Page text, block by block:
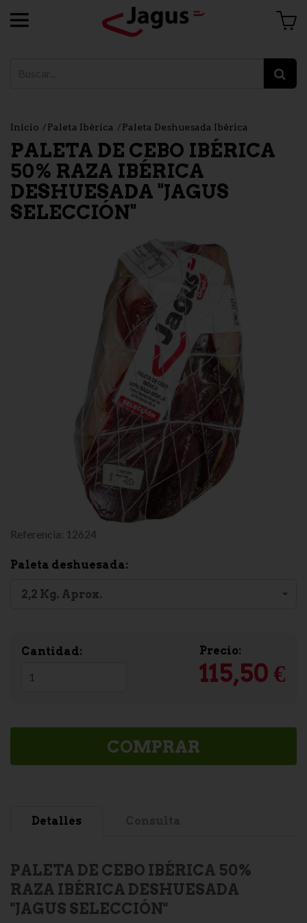
Inicio Paleta Ibérica Paleta Deshuesada Ibérica
PALETA DE CEBO IBÉRICA
50% RAZA IBÉRICA
DESHUESADA "JAGUS
SELECCIÓN"
Referencia: 12624
Paleta deshuesada:
2,2 Kg. Aprox.
Cantidad: Precio:
115,50 €
COMPRAR
Detalles
PALETA DE CEBO IBÉRICA 50%
RAZA IBÉRICA DESHUESADA
"JAGUS SELECCIÓN"